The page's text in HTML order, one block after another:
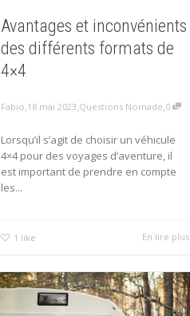
Avantages et inconvénients
des différents formats de
4×4
Fabio,18 mai 2023,Questions Nomade,0
Lorsqu’il s’agit de choisir un véhicule
4×4 pour des voyages d’aventure, il
est important de prendre en compte
les...
1 like En lire plus